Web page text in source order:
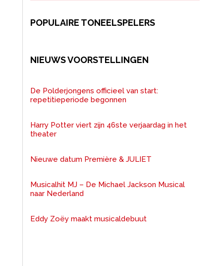
POPULAIRE TONEELSPELERS
NIEUWS VOORSTELLINGEN
De Polderjongens officieel van start:
repetitieperiode begonnen
Harry Potter viert zijn 46ste verjaardag in het
theater
Nieuwe datum Première & JULIET
Musicalhit MJ – De Michael Jackson Musical
naar Nederland
Eddy Zoëy maakt musicaldebuut